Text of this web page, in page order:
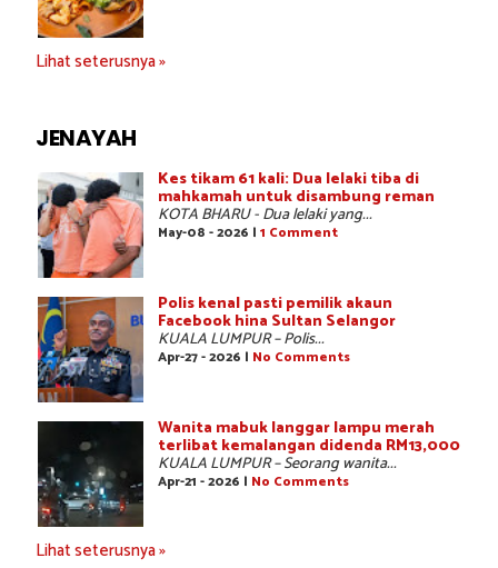
Lihat seterusnya »
JENAYAH
Kes tikam 61 kali: Dua lelaki tiba di
mahkamah untuk disambung reman
KOTA BHARU - Dua lelaki yang...
May-08 - 2026 | 1 Comment
Polis kenal pasti pemilik akaun
Facebook hina Sultan Selangor
KUALA LUMPUR – Polis...
Apr-27 - 2026 | No Comments
Wanita mabuk langgar lampu merah
terlibat kemalangan didenda RM13,000
KUALA LUMPUR – Seorang wanita...
Apr-21 - 2026 | No Comments
Lihat seterusnya »